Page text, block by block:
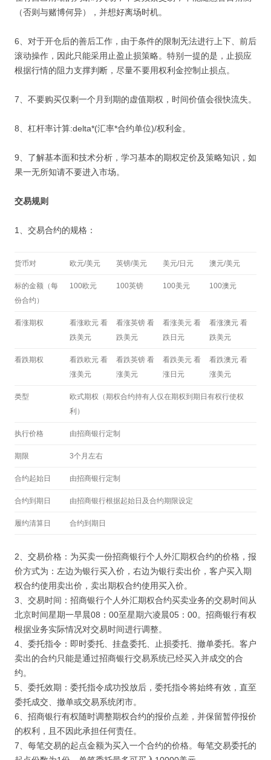
（否则与赌博何异），并想好离场时机。
6、对于开仓后的善后工作，由于条件的限制无法进行上下、前后
滚动操作，因此只能采用止盈止损策略。特别一提的是，止损应
根据行情的阻力支撑判断，尽量不要用权利金控制止损点。
7、不要购买仅剩一个月到期的虚值期权，时间价值会很快流失。
8、杠杆率计算:delta*(汇率*合约单位)/权利金。
9、了解基本面和技术分析，学习基本的期权定价及策略知识，如
果一无所知请不要进入市场。
交易规则
1、交易合约的规格：
货币对 欧元/美元 英镑/美元 美元/日元 澳元/美元
标的金额（每
份合约）
100欧元 100英镑 100美元 100澳元
看涨期权
看涨欧元 看
跌美元
看涨英镑 看
跌美元
看涨美元 看
跌日元
看涨澳元 看
跌美元
看跌期权
看跌欧元 看
涨美元
看跌英镑 看
涨美元
看跌美元 看
涨日元
看跌澳元 看
涨美元
类型
欧式期权（期权合约持有人仅在期权到期日有权行使权
利）
执行价格 由招商银行定制
期限 3个月左右
合约起始日 由招商银行定制
合约到期日 由招商银行根据起始日及合约期限设定
履约清算日 合约到期日
2、交易价格：为买卖一份招商银行个人外汇期权合约的价格，报
价方式为：左边为银行买入价，右边为银行卖出价，客户买入期
权合约使用卖出价，卖出期权合约使用买入价。
3、交易时间：招商银行个人外汇期权合约买卖业务的交易时间从
北京时间星期一早晨08：00至星期六凌晨05：00。招商银行有权
根据业务实际情况对交易时间进行调整。
4、委托指令：即时委托、挂盘委托、止损委托、撤单委托。客户
卖出的合约只能是通过招商银行交易系统已经买入并成交的合
约。
5、委托效期：委托指令成功投放后，委托指令将始终有效，直至
委托成交、撤单或交易系统闭市。
6、招商银行有权随时调整期权合约的报价点差，并保留暂停报价
的权利，且不因此承担任何责任。
7、每笔交易的起点金额为买入一个合约的价格。每笔交易委托的